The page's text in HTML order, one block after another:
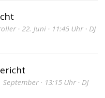
· 22. Juni · 11:45 Uhr · DJ
· 13:15 Uhr · DJ